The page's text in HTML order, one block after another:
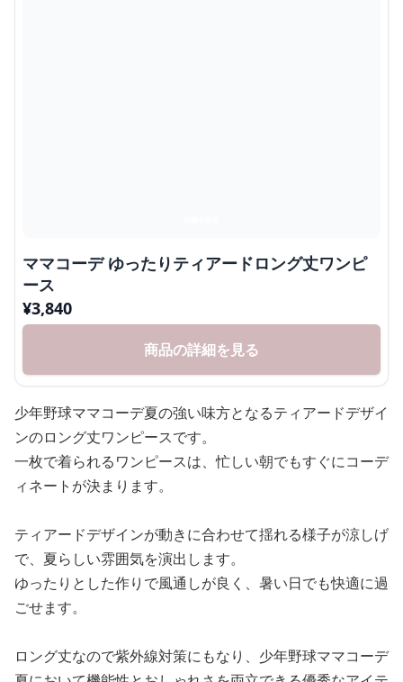
ママコーデ ゆったりティアードロング丈ワンピ
ース
¥3,840
商品の詳細を見る
少年野球ママコーデ夏の強い味方となるティアードデザイ
ンのロング丈ワンピースです。
一枚で着られるワンピースは、忙しい朝でもすぐにコーデ
ィネートが決まります。
ティアードデザインが動きに合わせて揺れる様子が涼しげ
で、夏らしい雰囲気を演出します。
ゆったりとした作りで風通しが良く、暑い日でも快適に過
ごせます。
ロング丈なので紫外線対策にもなり、少年野球ママコーデ